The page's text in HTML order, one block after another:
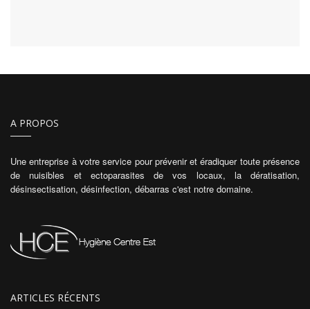
des pathologies plus sévères comme les syndromes de…
A PROPOS
Une entreprise à votre service pour prévenir et éradiquer toute présence
de nuisibles et ectoparasites de vos locaux, la dératisation,
désinsectisation, désinfection, débarras c'est notre domaine.
ARTICLES RÉCENTS